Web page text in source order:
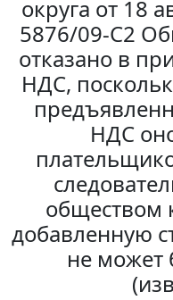
округа от 18
5876/09-С2
отказано в
НДС,
НДС
обществом
добавленную
не может